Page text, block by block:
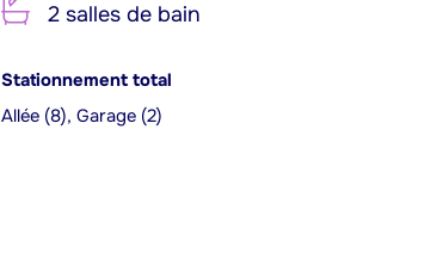
2 salles de bain
Stationnement total
Allée (8), Garage (2)